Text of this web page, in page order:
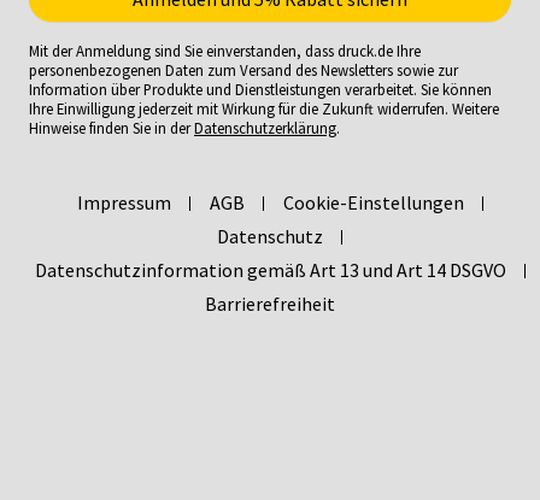
Mit der Anmeldung sind Sie einverstanden, dass druck.de Ihre
personenbezogenen Daten zum Versand des Newsletters sowie zur
Information über Produkte und Dienstleistungen verarbeitet. Sie können
Ihre Einwilligung jederzeit mit Wirkung für die Zukunft widerrufen. Weitere
Hinweise finden Sie in derDatenschutzerklärung.
Impressum AGB
Cookie-Einstellungen
Datenschutz
Datenschutzinformation gemäß Art 13 und Art 14 DSGVO
Barrierefreiheit